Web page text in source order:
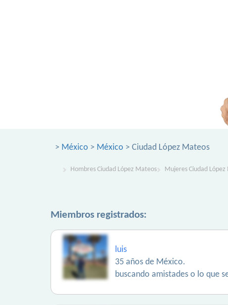
> México > México > Ciudad López Mateos
Hombres Ciudad López Mateos Mujeres Ciudad
Miembros registrados:
luis
35 años de México.
buscando amistades o lo que